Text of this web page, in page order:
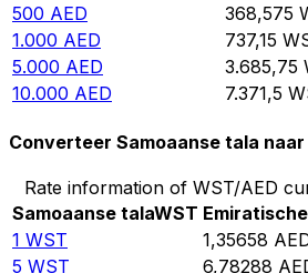
500 AED 368,575
1.000 AED 737,15
5.000 AED 3.685,75
10.000 AED 7.371,5
Converteer Samoaanse tala
Rate information of WST/AED
Samoaanse talaWST
1 WST 1,35658
5 WST 6,78288